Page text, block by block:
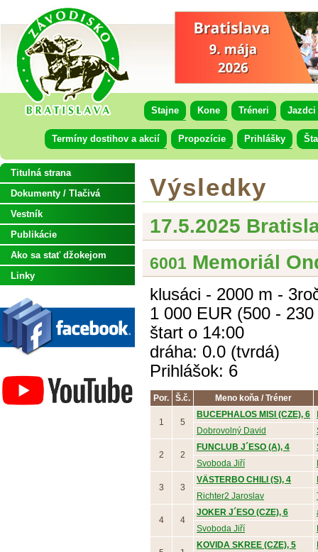
Stajne Kone Tréneri Jazdci
Termíny dostihov a akcií Propozície Prihlášky
Výsledky
17.5.2025
6001 Memoriál
klusáci - 2000 m -
1 000 EUR (500 -
štart o 14:00
dráha: 0.0 (tvrdá)
Prihlášok: 6
Por. Š.č. Meno koňa / Tréner
1 5
BUCEPHALOS MISI (CZE), 6
Dobrovolný David
2 2
FUNCLUB J´ESO (A), 4
Svoboda Jiří
3 3
VÄSTERBO CHILI (S), 4
Richter2 Jaroslav
4 4
JOKER J´ESO (CZE), 6
Svoboda Jiří
KOVIDA SKREE (CZE), 5
Titulná strana
Dokumenty / Tlačivá
Vestník
Publikácie
Ako sa stať džokejom
Linky